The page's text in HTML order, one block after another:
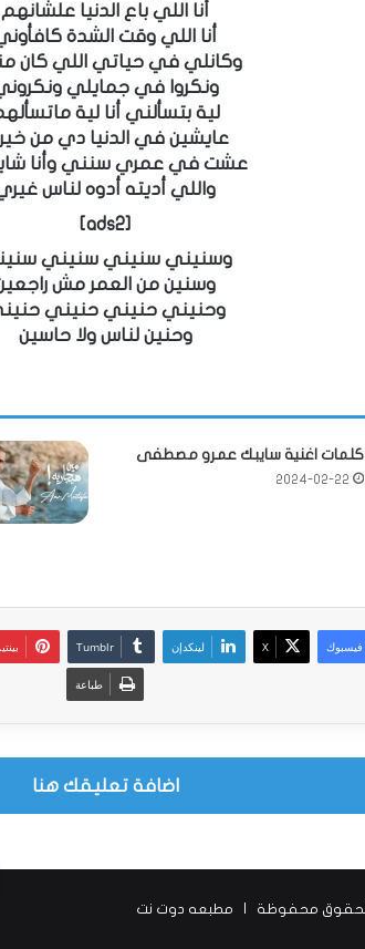
أنا اللي باع الدنيا علشانهم
أنا اللي وقت الشدة
وكانلي في حياتي اللي كان
ونكروا في جمايلي
لية بتسألني أنا لية
عايشين في الدنيا دي من
عشت في عمري سنني وأنا
واللي أديته أدوه لناس
[ads2]
وسنيني سنيني سنيني
وسنين من العمر مش
وحنيني حنيني حنيني
وحنين لناس ولا حاسين
كلمات اغنية سايبك عمرو مصطفى
2024-02-22
فيسبوك ‫X لينكدإن ‏Tumblr
طباعة
اضافة تعليقك هنا
مطبعه دوت نت